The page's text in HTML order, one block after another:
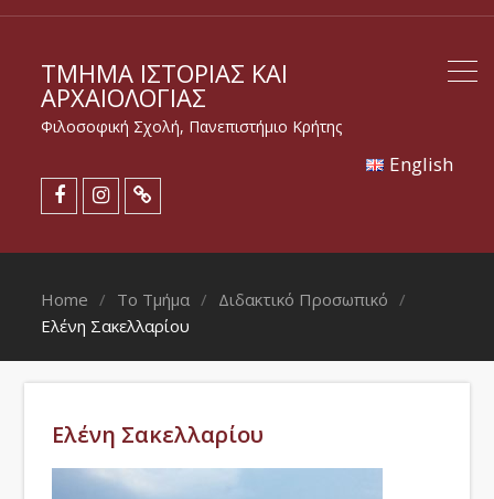
ΤΜΉΜΑ ΙΣΤΟΡΊΑΣ ΚΑΙ
ΑΡΧΑΙΟΛΟΓΊΑΣ
Φιλοσοφική Σχολή, Πανεπιστήμιο Κρήτης
Εnglish
Home Το Τμήμα
Διδακτικό Προσωπικό
Ελένη Σακελλαρίου
Ελένη Σακελλαρίου